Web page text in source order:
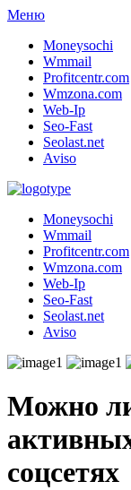
Меню
Moneysochi
Wmmail
Profitcentr.com
Wmzona.com
Web-Ip
Seo-Fast
Seolast.net
Aviso
Moneysochi
Wmmail
Profitcentr.com
Wmzona.com
Web-Ip
Seo-Fast
Seolast.net
Aviso
Можно
соцсетях